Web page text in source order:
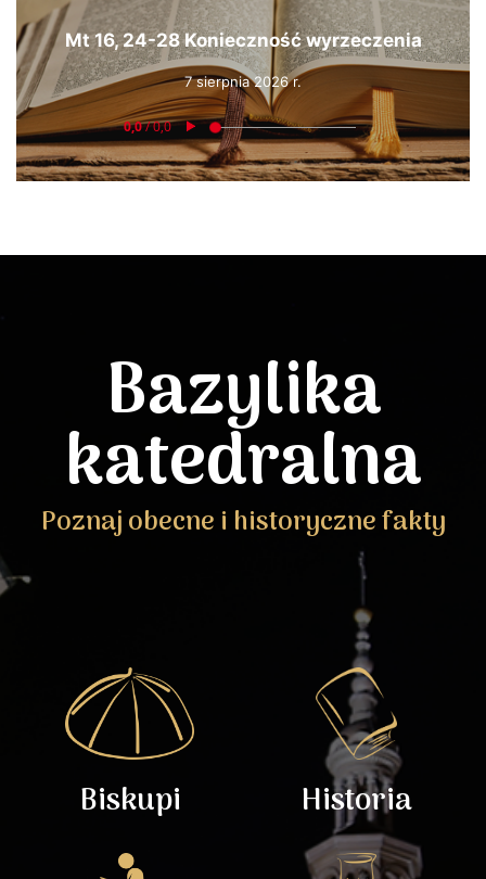
Mt 16, 24-28 Konieczność wyrzeczenia
7 sierpnia 2026 r.
Bazylika
katedralna
Poznaj obecne i historyczne fakty
Biskupi Historia